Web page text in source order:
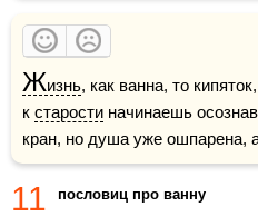
Жизнь, как ванна, то
к старости начинаешь
кран, но душа уже ошпарена,
11 пословиц про ванну